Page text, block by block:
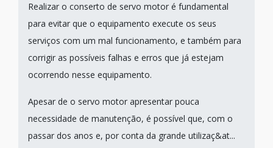
Realizar o conserto de servo motor é fundamental
para evitar que o equipamento execute os seus
serviços com um mal funcionamento, e também para
corrigir as possíveis falhas e erros que já estejam
ocorrendo nesse equipamento.
Apesar de o servo motor apresentar pouca
necessidade de manutenção, é possível que, com o
passar dos anos e, por conta da grande utilizaç&at...